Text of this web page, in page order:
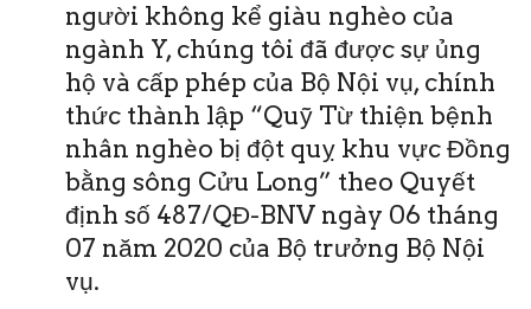
người không kể giàu nghèo của
ngành Y, chúng tôi đã được sự ủng
hộ và cấp phép của Bộ Nội vụ, chính
thức thành lập “Quỹ Từ thiện bệnh
nhân nghèo bị đột quỵ khu vực Đồng
bằng sông Cửu Long” theo Quyết
định số 487/QĐ-BNV ngày 06 tháng
07 năm 2020 của Bộ trưởng Bộ Nội
vụ.